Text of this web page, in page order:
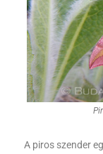
A piros szender